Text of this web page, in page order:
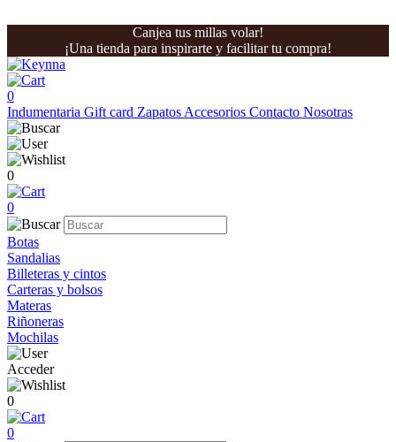
Canjea tus millas volar!
¡Una tienda para inspirarte y facilitar tu compra!
0
Indumentaria Gift card Zapatos Accesorios Contacto Nosotras
0
0
Botas
Sandalias
Billeteras y cintos
Carteras y bolsos
Materas
Riñoneras
Mochilas
Acceder
0
0